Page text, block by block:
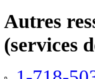
Autres
(services